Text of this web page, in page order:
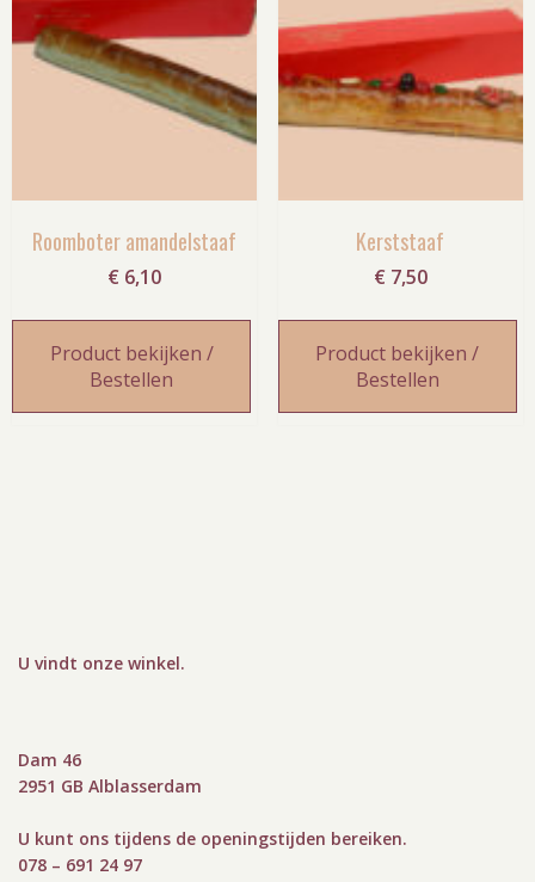
Roomboter amandelstaaf
€ 6,10
Product bekijken /
Bestellen
Kerststaaf
€ 7,50
Product bekijken /
Bestellen
U vindt onze winkel.
Dam 46
2951 GB Alblasserdam
U kunt ons tijdens de openingstijden bereiken.
078 – 691 24 97